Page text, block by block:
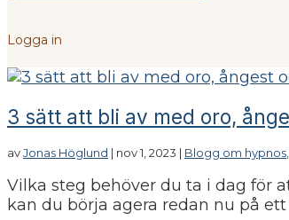
Logga in
3 sätt att bli av med oro,
avJonas Höglund | nov 1, 2023 | Blogg om hypnos,
Vilka steg behöver du ta i dag för
kan du börja agera redan nu på